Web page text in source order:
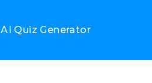
AI Quiz Generator